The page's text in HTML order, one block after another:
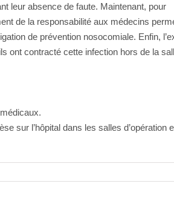
leur absence de faute. Maintenant, pour
de la responsabilité aux médecins
de prévention nosocomiale. Enfin,
ont contracté cette infection hors de la
sur l’hôpital dans les salles d’opération